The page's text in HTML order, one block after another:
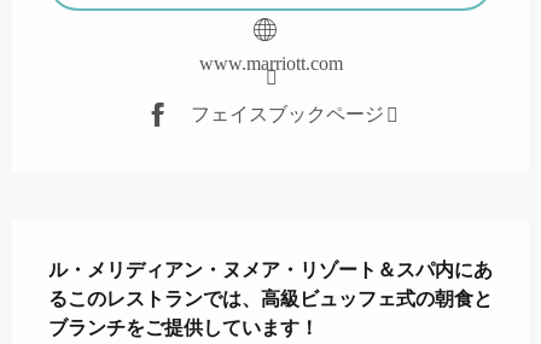
www.marriott.com
フェイスブックページ
ル・メリディアン・ヌメア・リゾート＆スパ内にあ
るこのレストランでは、高級ビュッフェ式の朝食と
ブランチをご提供しています！